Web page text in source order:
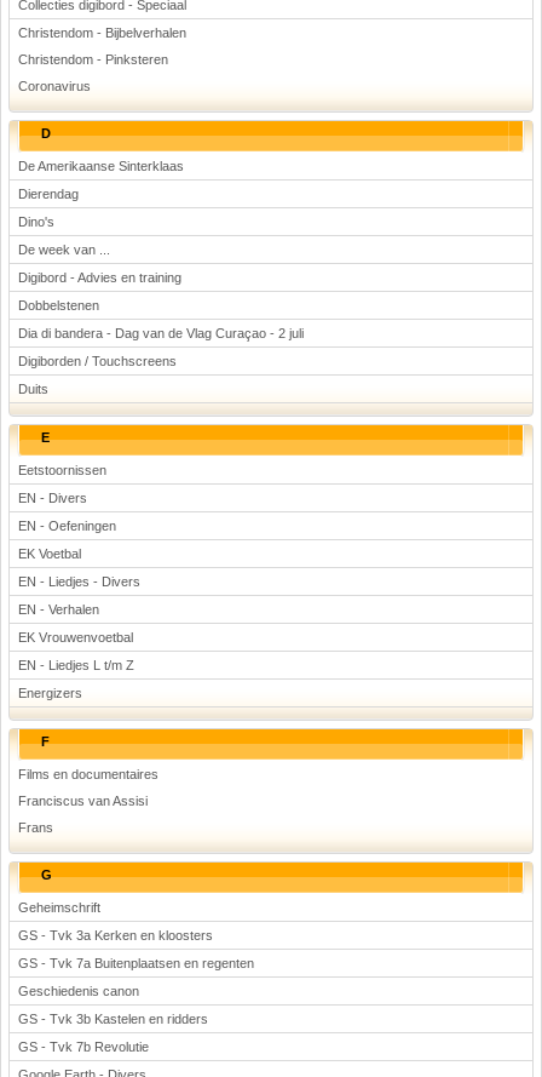
Collecties digibord - Speciaal
Christendom - Bijbelverhalen
Christendom - Pinksteren
Coronavirus
D
De Amerikaanse Sinterklaas
Dierendag
Dino's
De week van ...
Digibord - Advies en training
Dobbelstenen
Dia di bandera - Dag van de Vlag Curaçao - 2 juli
Digiborden / Touchscreens
Duits
E
Eetstoornissen
EN - Divers
EN - Oefeningen
EK Voetbal
EN - Liedjes - Divers
EN - Verhalen
EK Vrouwenvoetbal
EN - Liedjes L t/m Z
Energizers
F
Films en documentaires
Franciscus van Assisi
Frans
G
Geheimschrift
GS - Tvk 3a Kerken en kloosters
GS - Tvk 7a Buitenplaatsen en regenten
Geschiedenis canon
GS - Tvk 3b Kastelen en ridders
GS - Tvk 7b Revolutie